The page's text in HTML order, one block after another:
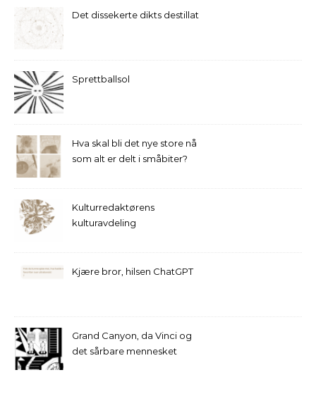
Det dissekerte dikts destillat
Sprettballsol
Hva skal bli det nye store nå
som alt er delt i småbiter?
Kulturredaktørens
kulturavdeling
Kjære bror, hilsen ChatGPT
Grand Canyon, da Vinci og
det sårbare mennesket